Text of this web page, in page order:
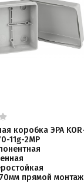
коробка ЭРА
11g-2MP
прямой монтаж